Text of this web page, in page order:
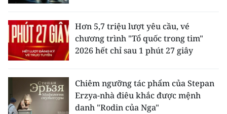
Hơn 5,7 triệu lượt yêu cầu, vé
chương trình "Tổ quốc trong tim"
2026 hết chỉ sau 1 phút 27 giây
Chiêm ngưỡng tác phẩm của Stepan
Erzya-nhà điêu khắc được mệnh
danh "Rodin của Nga"